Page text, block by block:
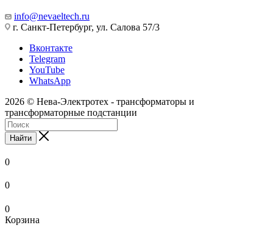
info@nevaeltech.ru
г. Санкт-Петербург, ул. Салова 57/3
Вконтакте
Telegram
YouTube
WhatsApp
2026 © Нева-Электротех - трансформаторы и
трансформаторные подстанции
Найти
0
0
0
Корзина